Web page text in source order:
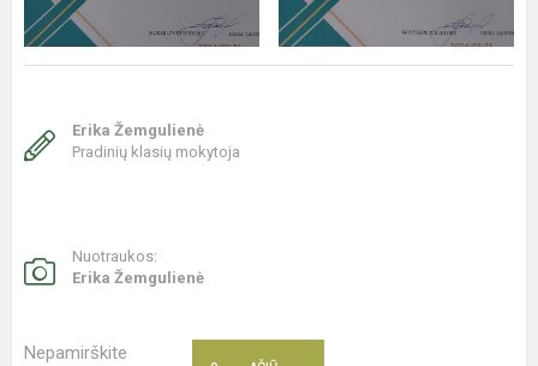
Erika Žemgulienė
Pradinių klasių mokytoja
Nuotraukos:
Erika Žemgulienė
Nepamirškite